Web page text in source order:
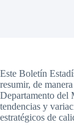
Este Boletín
resumir, de
Departamento del
tendencias y
estratégicos de